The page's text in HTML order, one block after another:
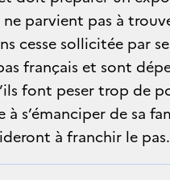
parvient pas à
cesse sollicitée par
français et sont
font peser trop de
s’émanciper de sa
à franchir le pas.